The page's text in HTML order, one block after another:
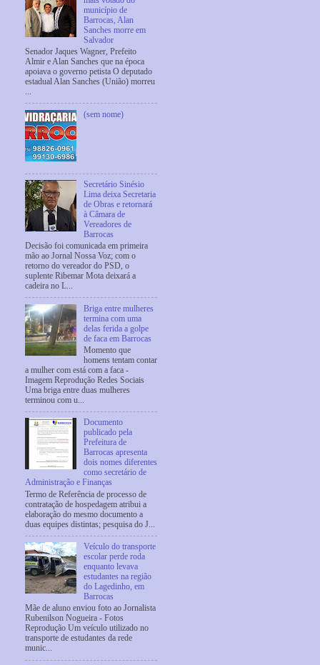
município de
Barrocas, Alan
Sanches morre em
Salvador
Senador Jaques Wagner, Prefeito
Almir e Alan Sanches que na época
apoiava o governo petista O deputado
estadual Alan Sanches (União) morreu
...
(sem nome)
Secretário Sinésio
Lima deixa Secretaria
de Obras e retornará
à Câmara de
Vereadores de
Barrocas
Decisão foi comunicada em primeira
mão ao Jornal Nossa Voz; com o
retorno do vereador do PSD, o
suplente Ribemar Mota deixará a
cadeira no L...
Briga entre mulheres
termina com uma
delas ferida a golpe
de faca em Barrocas
Momento que
homens tentam contar
a mulher com está com a faca -
Imagem Reprodução Redes Sociais
Uma briga entre duas mulheres
terminou com u...
Documento
publicado pela
Prefeitura de
Barrocas apresenta
dois nomes diferentes
como secretário de
Administração e Finanças
Termo de Referência de processo de
contratação de hospedagem atribui a
elaboração do mesmo documento a
duas equipes distintas; pesquisa do J...
Veículo do transporte
escolar perde roda
enquanto levava
estudantes na região
do Lagedinho, em
Barrocas
Mãe de aluno enviou foto ao Jornalista
Rubenilson Nogueira - Fotos
Reprodução Um veículo utilizado no
transporte de estudantes da rede
munic...